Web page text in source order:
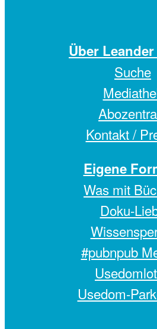
Über
Suche
Kontakt /
Eigene
Was mit
Doku-
#pubnpub
Usedom-